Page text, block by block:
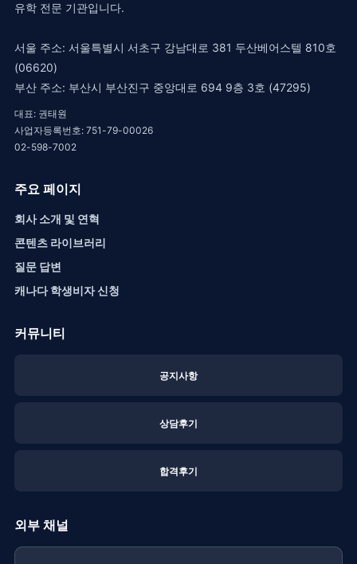
유학 전문 기관입니다.
서울 주소: 서울특별시 서초구 강남대로 381 두산베어스텔 810호
(06620)
부산 주소: 부산시 부산진구 중앙대로 694 9층 3호 (47295)
대표: 권태원
사업자등록번호: 751-79-00026
02-598-7002
주요 페이지
회사 소개 및 연혁
콘텐츠 라이브러리
질문 답변
캐나다 학생비자 신청
커뮤니티
공지사항
상담후기
합격후기
외부 채널